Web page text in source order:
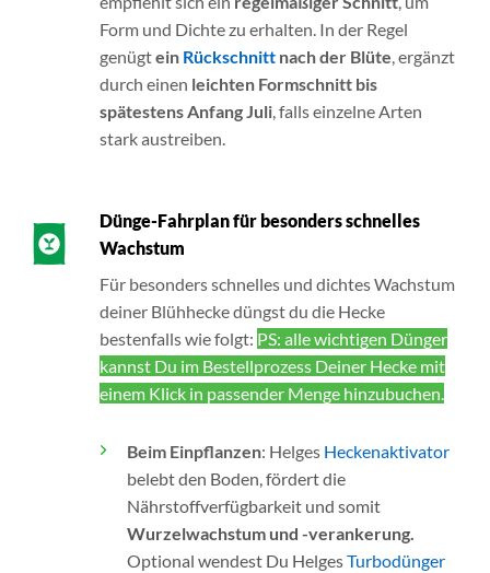
Form und Dichte zu erhalten. In der Regel
genügtein Rückschnitt nach der Blüte , ergänzt
durch einen leichten Formschnitt bis
spätestens Anfang Juli , falls einzelne Arten
stark austreiben.
Dünge-Fahrplan für besonders schnelles
Wachstum
Für besonders schnelles und dichtes Wachstum
deiner Blühhecke düngst du die Hecke
bestenfalls wie folgt: PS: alle wichtigen Dünger
kannst Du im Bestellprozess Deiner Hecke mit
einem Klick in passender Menge hinzubuchen.
Beim Einpflanzen: Helges Heckenaktivator
belebt den Boden, fördert die
Nährstoffverfügbarkeit und somit
Wurzelwachstum und -verankerung.
Optional wendest Du HelgesTurbodünger